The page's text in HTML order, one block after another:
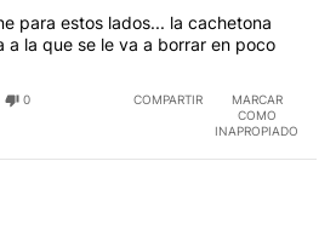
para estos lados... la cachetona
a la que se le va a borrar en poco
0 COMPARTIR
MARCAR
COMO
INAPROPIADO